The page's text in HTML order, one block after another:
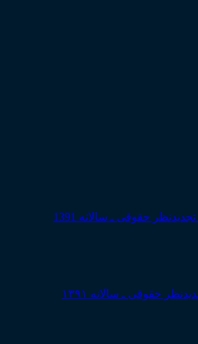
حقوقی ـ سالانه ۱۳۹۱